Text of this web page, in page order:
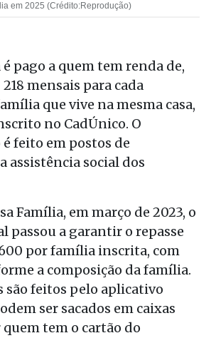
em 2025 (Crédito:Reprodução)
pago a quem tem renda de,
mensais para cada
que vive na mesma casa,
no CadÚnico. O
feito em postos de
assistência social dos
Família, em março de 2023, o
passou a garantir o repasse
por família inscrita, com
a composição da família.
são feitos pelo aplicativo
ser sacados em caixas
tem o cartão do